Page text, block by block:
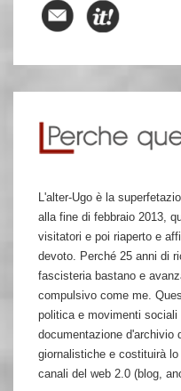
L'alter-Ugo è la
alla fine di febbraio 2013,
visitatori e poi riaperto e
devoto. Perché 25 anni di
fascisteria bastano e
compulsivo come me.
politica e movimenti
documentazione d'archivio
giornalistiche e costituirà
canali del web 2.0 (blog,